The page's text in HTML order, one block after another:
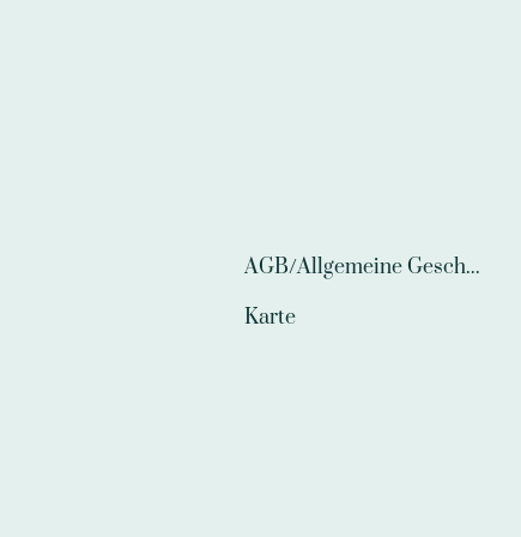
AGB/Allgemeine Geschäftsbedingungen
Karte